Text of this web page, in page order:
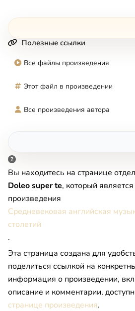
Полезные ссылки
Все файлы произведения
Этот файл в произведении
Все произведения автора
Вы находитесь на странице
Doleo super te, который
произведения
Средневековая английская
столетий
.
Эта страница создана для
поделиться ссылкой на
информация о произведении,
описание и комментарии,
странице произведения.